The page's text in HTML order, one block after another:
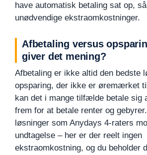
have automatisk betaling sat op,
unødvendige ekstraomkostninger.
Afbetaling versus
giver det mening?
Afbetaling er ikke altid den bedste
opsparing, der ikke er øremærket
kan det i mange tilfælde betale sig
frem for at betale renter og
løsninger som Anydays 4-raters
undtagelse – her er der reelt ingen
ekstraomkostning, og du beholder